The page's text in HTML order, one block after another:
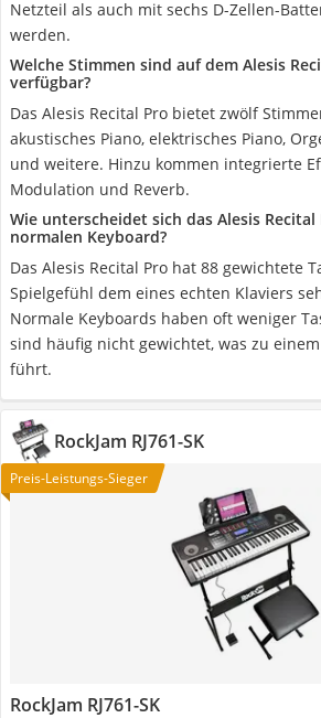
Netzteil als auch mit sechs D-Zellen-
werden.
Welche Stimmen sind auf dem Alesis
verfügbar?
Das Alesis Recital Pro bietet zwölf
akustisches Piano, elektrisches Piano,
und weitere. Hinzu kommen integrierte
Modulation und Reverb.
Wie unterscheidet sich das Alesis
normalen Keyboard?
Das Alesis Recital Pro hat 88 gewichtete
Spielgefühl dem eines echten Klaviers
Normale Keyboards haben oft weniger
sind häufig nicht gewichtet, was zu
führt.
RockJam RJ761-SK
Preis-Leistungs-Sieger
RockJam RJ761-SK